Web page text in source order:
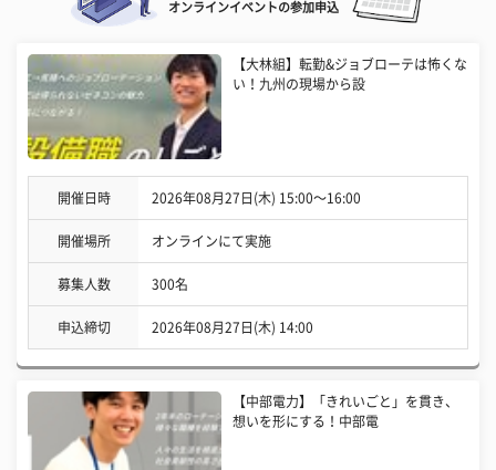
オンラインイベントの参加申込
【大林組】転勤&ジョブローテは怖くな
い！九州の現場から設
開催日時 2026年08月27日(木) 15:00〜16:00
開催場所 オンラインにて実施
募集人数 300名
申込締切 2026年08月27日(木) 14:00
【中部電力】「きれいごと」を貫き、
想いを形にする！中部電